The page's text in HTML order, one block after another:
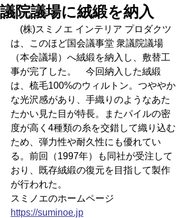
コミュニティ
議院議場に絨緞を納入
(株)スミノエ インテリア プロダクツ
は、このほど国会議事堂 衆議院議場
（本会議場）へ絨緞を納入し、敷替工
事が完了した。　今回納入した絨緞
は、梳毛100%のウィルトン。つややか
な光沢感があり、手織りのようなあた
たかい見た目が特⻑。またパイルの密
度が高く4種類の糸を交錯して織り込む
ため、弾力性や耐久性にも優れてい
る。前回（1997年）も同社が受注して
おり、既存絨緞の復元を目指して製作
が行われた。
スミノエのホームページ
https://suminoe.jp